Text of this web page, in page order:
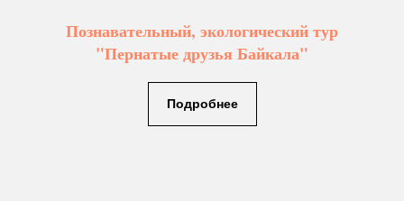
Познавательный, экологический тур
"Пернатые друзья Байкала"
Подробнее